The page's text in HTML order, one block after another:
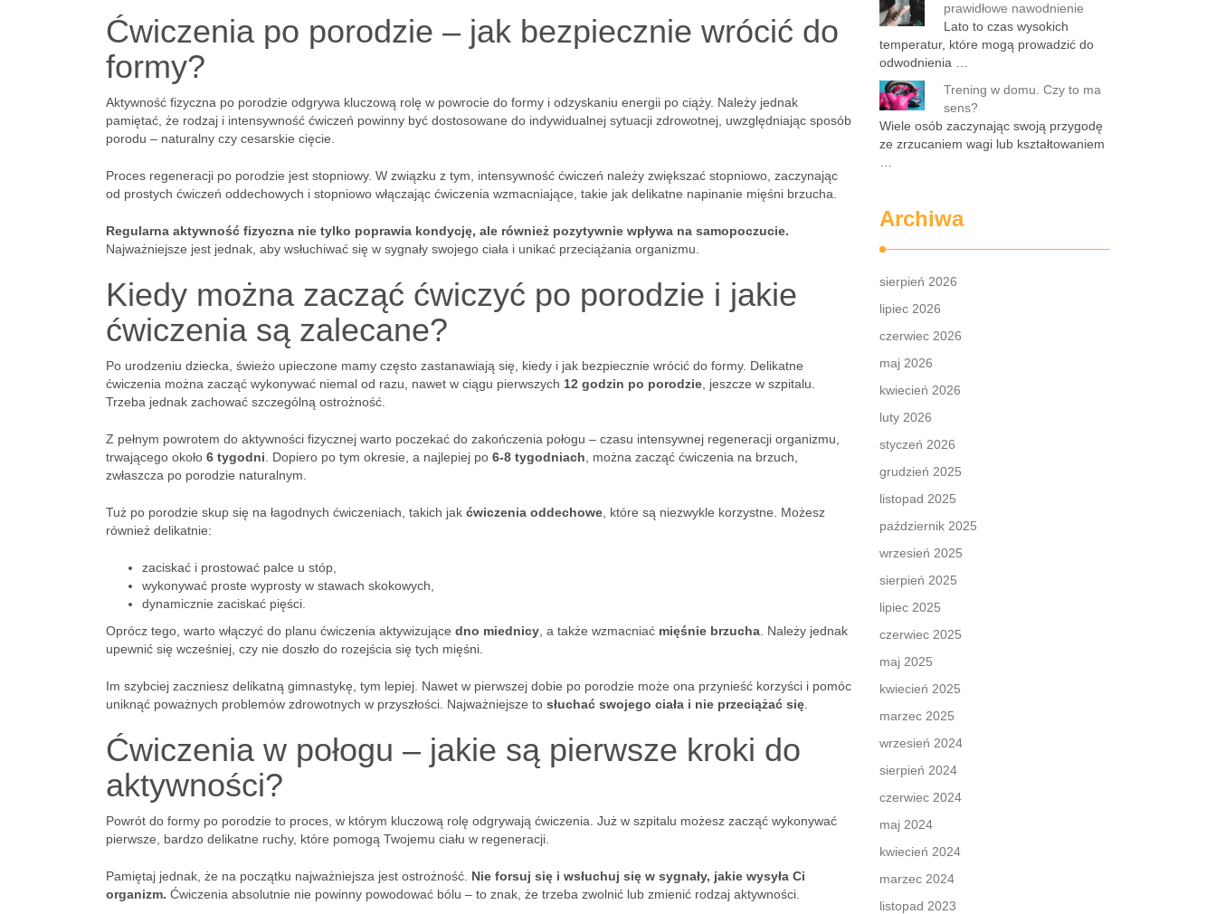
Ćwiczenia po porodzie – jak bezpiecznie wrócić do
formy?
Aktywność fizyczna po porodzie odgrywa kluczową rolę w powrocie do formy i odzyskaniu energii po ciąży. Należy jednak
pamiętać, że rodzaj i intensywność ćwiczeń powinny być dostosowane do indywidualnej sytuacji zdrowotnej, uwzględniając sposób
porodu – naturalny czy cesarskie cięcie.
Proces regeneracji po porodzie jest stopniowy. W związku z tym, intensywność ćwiczeń należy zwiększać stopniowo, zaczynając
od prostych ćwiczeń oddechowych i stopniowo włączając ćwiczenia wzmacniające, takie jak delikatne napinanie mięśni brzucha.
Regularna aktywność fizyczna nie tylko poprawia kondycję, ale również pozytywnie wpływa na samopoczucie.
Najważniejsze jest jednak, aby wsłuchiwać się w sygnały swojego ciała i unikać przeciążania organizmu.
Kiedy można zacząć ćwiczyć po porodzie i jakie
ćwiczenia są zalecane?
Po urodzeniu dziecka, świeżo upieczone mamy często zastanawiają się, kiedy i jak bezpiecznie wrócić do formy. Delikatne
ćwiczenia można zacząć wykonywać niemal od razu, nawet w ciągu pierwszych 12 godzin po porodzie , jeszcze w szpitalu.
Trzeba jednak zachować szczególną ostrożność.
Z pełnym powrotem do aktywności fizycznej warto poczekać do zakończenia połogu – czasu intensywnej regeneracji organizmu,
trwającego około 6 tygodni . Dopiero po tym okresie, a najlepiej po 6-8 tygodniach , można zacząć ćwiczenia na brzuch,
zwłaszcza po porodzie naturalnym.
Tuż po porodzie skup się na łagodnych ćwiczeniach, takich jak ćwiczenia oddechowe , które są niezwykle korzystne. Możesz
również delikatnie:
zaciskać i prostować palce u stóp,
wykonywać proste wyprosty w stawach skokowych,
dynamicznie zaciskać pięści.
Oprócz tego, warto włączyć do planu ćwiczenia aktywizujące dno miednicy , a także wzmacniać mięśnie brzucha . Należy jednak
upewnić się wcześniej, czy nie doszło do rozejścia się tych mięśni.
Im szybciej zaczniesz delikatną gimnastykę, tym lepiej. Nawet w pierwszej dobie po porodzie może ona przynieść korzyści i pomóc
uniknąć poważnych problemów zdrowotnych w przyszłości. Najważniejsze to słuchać swojego ciała i nie przeciążać się
Ćwiczenia w połogu – jakie są pierwsze kroki do
aktywności?
Powrót do formy po porodzie to proces, w którym kluczową rolę odgrywają ćwiczenia. Już w szpitalu możesz zacząć wykonywać
pierwsze, bardzo delikatne ruchy, które pomogą Twojemu ciału w regeneracji.
Pamiętaj jednak, że na początku najważniejsza jest ostrożność. Nie forsuj się i wsłuchuj się w sygnały, jakie wysyła Ci
organizm. Ćwiczenia absolutnie nie powinny powodować bólu – to znak, że trzeba zwolnić lub zmienić rodzaj aktywności.
prawidłowe nawodnienie
Lato to czas wysokich
temperatur, które mogą prowadzić do
odwodnienia …
Trening w domu. Czy to ma
sens?
Wiele osób zaczynając swoją przygodę
ze zrzucaniem wagi lub kształtowaniem
Archiwa
sierpień 2026
lipiec 2026
czerwiec 2026
maj 2026
kwiecień 2026
luty 2026
styczeń 2026
grudzień 2025
listopad 2025
październik 2025
wrzesień 2025
sierpień 2025
lipiec 2025
czerwiec 2025
maj 2025
kwiecień 2025
marzec 2025
wrzesień 2024
sierpień 2024
czerwiec 2024
maj 2024
kwiecień 2024
marzec 2024
listopad 2023